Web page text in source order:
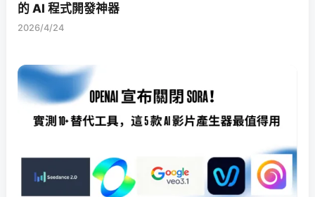
的 AI 程式開發神器
2026/4/24